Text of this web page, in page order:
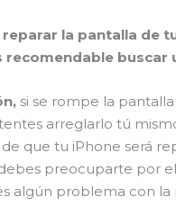
reparar la pantalla de
recomendable
si se rompe la
arreglarlo tú
que tu iPhone será
preocuparte por
algún problema con